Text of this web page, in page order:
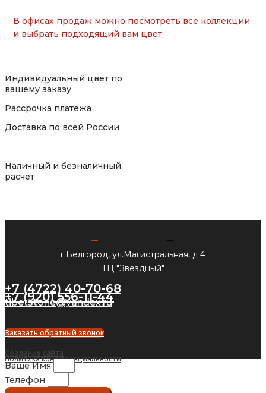
В офисах продаж можно посмотреть все коллекции
и выбрать подходящий вам цвет.
Индивидуальный цвет по
вашему заказу
Рассрочка платежа
Доставка по всей России
Наличный и безналичный
расчет
г.Белгород, ул.Магистральная, д.4
ТЦ "Звёздный"
+7 (4722) 40-70-68
+7 (920) 556-11-44
tibetstone@yandex.ru
Заказать обратный звонок
Политика конфиденциальности
Создание сайта
Ваше Имя
Телефон